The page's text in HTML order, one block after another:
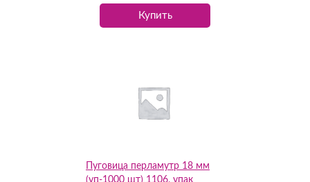
Купить
Пуговица перламутр 18 мм
(уп-1000 шт) 1106, упак